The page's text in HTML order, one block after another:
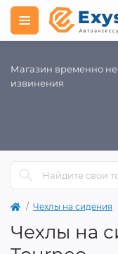
Магазин временно
извинения
Чехлы на сидения
Чехлы на